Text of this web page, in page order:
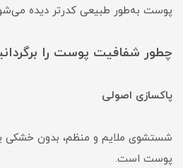
پوست به‌طور طبیعی کدرتر دیده
چطور شفافیت پوست را
پاکسازی اصولی
شستشوی ملایم و منظم، بدون خشکی
پوست است.